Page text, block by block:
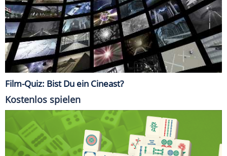
Film-Quiz: Bist Du ein Cineast?
Kostenlos spielen